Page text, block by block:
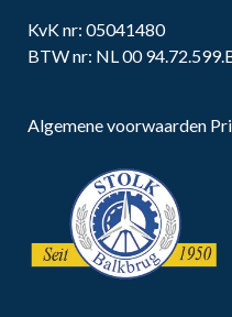
KvK nr: 05041480
BTW nr: NL 00
Algemene voorwaarden